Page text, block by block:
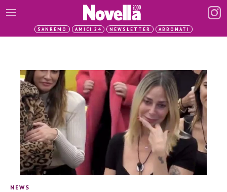
SANREMO AMICI 24 NEWSLETTER ABBONATI
NEWS